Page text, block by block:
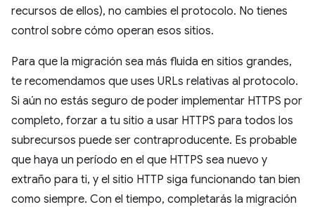
recursos de ellos), no cambies el protocolo. No tienes
control sobre cómo operan esos sitios.
Para que la migración sea más fluida en sitios grandes,
te recomendamos que uses URLs relativas al protocolo.
Si aún no estás seguro de poder implementar HTTPS por
completo, forzar a tu sitio a usar HTTPS para todos los
subrecursos puede ser contraproducente. Es probable
que haya un período en el que HTTPS sea nuevo y
extraño para ti, y el sitio HTTP siga funcionando tan bien
como siempre. Con el tiempo, completarás la migración